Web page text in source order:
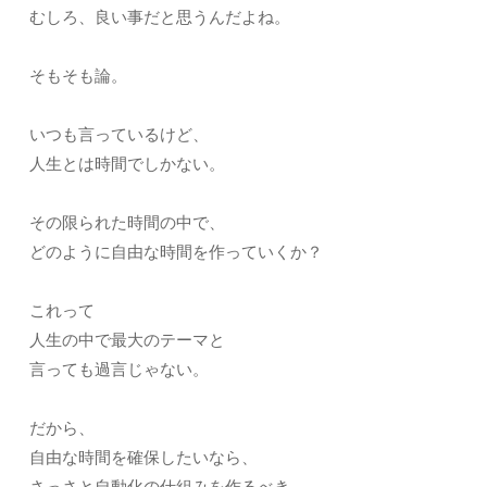
むしろ、良い事だと思うんだよね。
そもそも論。
いつも言っているけど、
人生とは時間でしかない。
その限られた時間の中で、
どのように自由な時間を作っていくか？
これって
人生の中で最大のテーマと
言っても過言じゃない。
だから、
自由な時間を確保したいなら、